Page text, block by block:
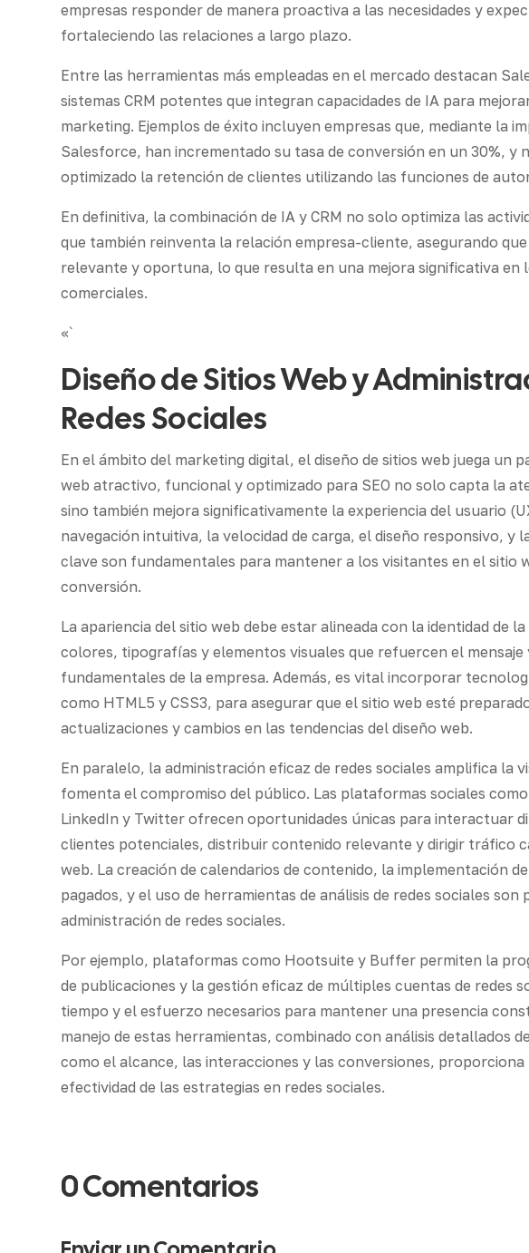
empresas responder de manera proactiva a las necesidades y
fortaleciendo las relaciones a largo plazo.
Entre las herramientas más empleadas en el mercado destacan
sistemas CRM potentes que integran capacidades de IA para
marketing. Ejemplos de éxito incluyen empresas que, mediante la
Salesforce, han incrementado su tasa de conversión en un 30%, y
optimizado la retención de clientes utilizando las funciones de
En definitiva, la combinación de IA y CRM no solo optimiza las
que también reinventa la relación empresa-cliente, asegurando
relevante y oportuna, lo que resulta en una mejora significativa en
comerciales.
«`
Diseño de Sitios Web y
Redes Sociales
En el ámbito del marketing digital, el diseño de sitios web juega un
web atractivo, funcional y optimizado para SEO no solo capta la
sino también mejora significativamente la experiencia del usuario
navegación intuitiva, la velocidad de carga, el diseño responsivo, y
clave son fundamentales para mantener a los visitantes en el sitio
conversión.
La apariencia del sitio web debe estar alineada con la identidad de
colores, tipografías y elementos visuales que refuercen el mensaje
fundamentales de la empresa. Además, es vital incorporar
como HTML5 y CSS3, para asegurar que el sitio web esté
actualizaciones y cambios en las tendencias del diseño web.
En paralelo, la administración eficaz de redes sociales amplifica la
fomenta el compromiso del público. Las plataformas sociales
LinkedIn y Twitter ofrecen oportunidades únicas para interactuar
clientes potenciales, distribuir contenido relevante y dirigir tráfico
web. La creación de calendarios de contenido, la implementación
pagados, y el uso de herramientas de análisis de redes sociales son
administración de redes sociales.
Por ejemplo, plataformas como Hootsuite y Buffer permiten la
de publicaciones y la gestión eficaz de múltiples cuentas de redes
tiempo y el esfuerzo necesarios para mantener una presencia
manejo de estas herramientas, combinado con análisis detallados
como el alcance, las interacciones y las conversiones, proporciona
efectividad de las estrategias en redes sociales.
0 Comentarios